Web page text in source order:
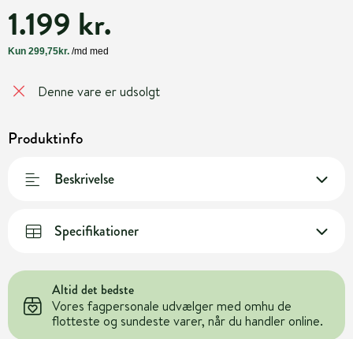
1.199 kr.
Denne vare er udsolgt
Produktinfo
Beskrivelse
Specifikationer
Altid det bedste
Vores fagpersonale udvælger med omhu de
flotteste og sundeste varer, når du handler online.